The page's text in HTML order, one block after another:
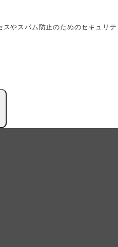
やスパム防止のためのセキュリテ